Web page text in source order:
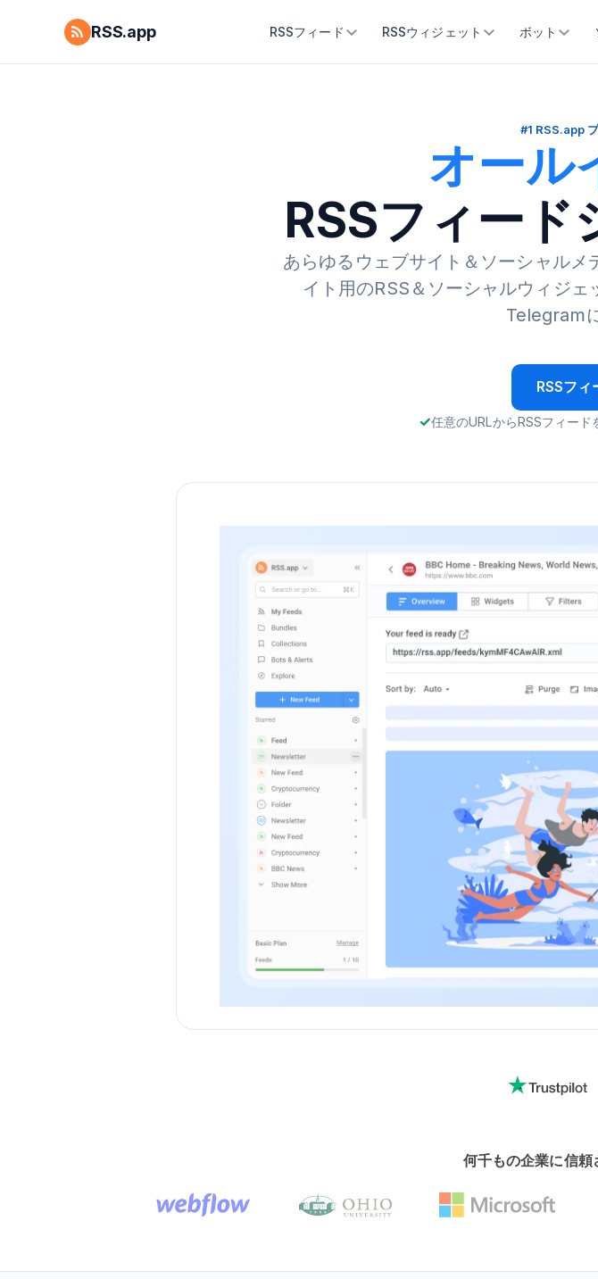
RSS.app RSSフィード RSSウィジェット ボット
#1 RSS.app
オール
RSSフィード
あらゆるウェブサイト＆ソーシャルメ
イト用のRSS＆ソーシャルウィジ
Telegram
RSSフィ
任意のURLからRSSフィー
何千もの企業に信